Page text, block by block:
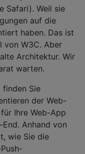
Safari). Weil sie
auf die
haben. Das ist
von W3C. Aber
Architektur. Wir
warten.
finden Sie
der Web-
Ihre Web-App
Anhand von
wie Sie die